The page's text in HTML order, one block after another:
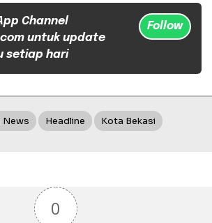
Channel
untuk update
setiap hari
Follow
News Headline Kota Bekasi
0